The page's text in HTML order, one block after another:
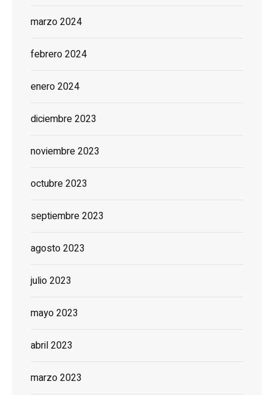
marzo 2024
febrero 2024
enero 2024
diciembre 2023
noviembre 2023
octubre 2023
septiembre 2023
agosto 2023
julio 2023
mayo 2023
abril 2023
marzo 2023